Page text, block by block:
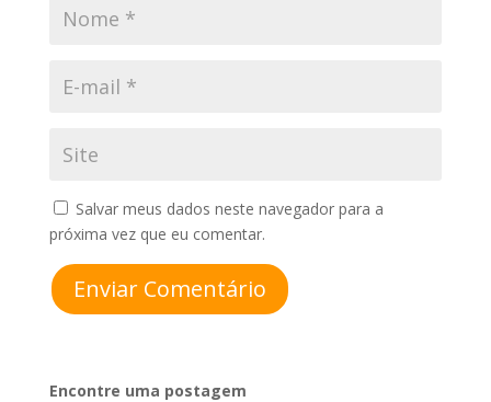
Salvar meus dados neste navegador para a
próxima vez que eu comentar.
Enviar Comentário
Encontre uma postagem